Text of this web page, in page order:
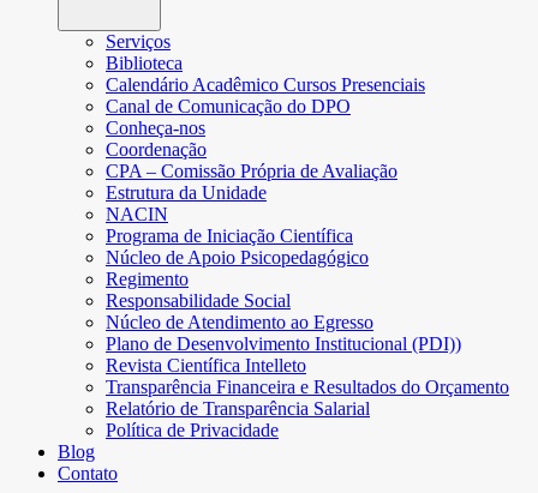
Serviços
Biblioteca
Calendário Acadêmico Cursos Presenciais
Canal de Comunicação do DPO
Conheça-nos
Coordenação
CPA – Comissão Própria de Avaliação
Estrutura da Unidade
NACIN
Programa de Iniciação Científica
Núcleo de Apoio Psicopedagógico
Regimento
Responsabilidade Social
Núcleo de Atendimento ao Egresso
Plano de Desenvolvimento Institucional (PDI))
Revista Científica Intelleto
Transparência Financeira e Resultados do Orçamento
Relatório de Transparência Salarial
Política de Privacidade
Blog
Contato